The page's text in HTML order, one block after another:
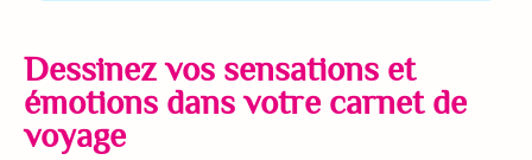
Dessinez vos sensations et
émotions dans votre carnet de
voyage